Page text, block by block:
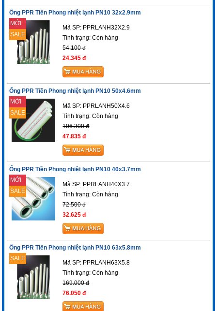
Ống PPR Tiền Phong nhiệt lạnh PN10 32x2.9mm
MỚI
SALE
Mã SP: PPRLANH32X2.9
Tình trạng:Còn hàng
54.100 đ
24.345 đ
Ống PPR Tiền Phong nhiệt lạnh PN10 50x4.6mm
MỚI
SALE
Mã SP: PPRLANH50X4.6
Tình trạng:Còn hàng
106.300 đ
47.835 đ
Ống PPR Tiền Phong nhiệt lạnh PN10 40x3.7mm
MỚI
SALE
Mã SP: PPRLANH40X3.7
Tình trạng:Còn hàng
72.500 đ
32.625 đ
Ống PPR Tiền Phong nhiệt lạnh PN10 63x5.8mm
SALE
Mã SP: PPRLANH63X5.8
Tình trạng:Còn hàng
169.000 đ
76.050 đ